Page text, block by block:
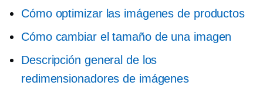
Cómo optimizar las imágenes de productos
Cómo cambiar el tamaño de una imagen
Descripción general de los
redimensionadores de imágenes